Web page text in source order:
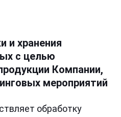
и хранения
с целью
Компании,
мероприятий
обработку